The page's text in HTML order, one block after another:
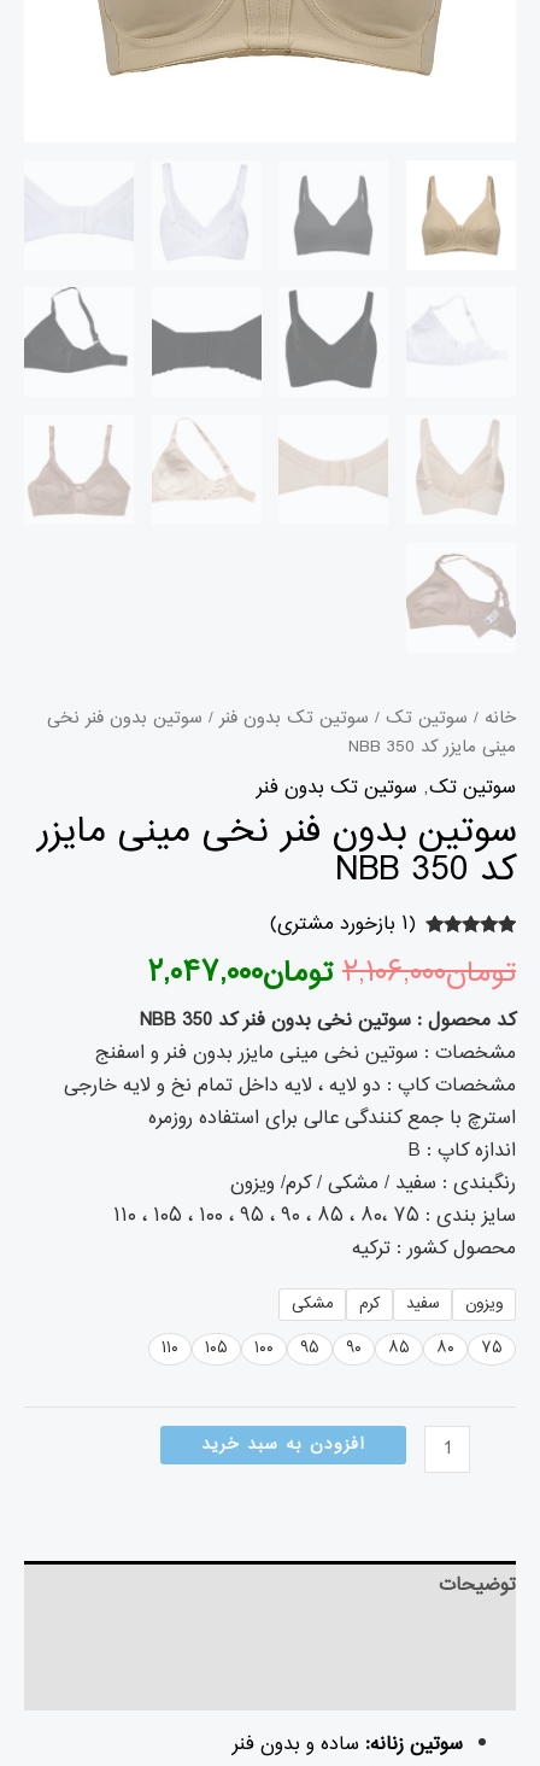
خانه / سوتین تک / سوتین تک بدون فنر/ سوتین بدون فنر نخی
مینی مایزر کد 350 NBB
سوتین تک, سوتین تک بدون فنر
سوتین بدون فنر نخی مینی مایزر
کد 350 NBB
۵.۰۰از ۵ در
امتیازدهی
(۱ بازخورد مشتری)
تومان۲,۱۰۶,۰۰۰تومان۲,۰۴۷,۰۰۰
کد محصول : سوتین نخی بدون فنر کد 350 NBB
مشخصات : سوتین نخی مینی مایزر بدون فنر و اسفنج
مشخصات کاپ : دو لایه ، لایه داخل تمام نخ و لایه خارجی
استرچ با جمع کنندگی عالی برای استفاده روزمره
اندازه کاپ : B
رنگبندی : سفید / مشکی / کرم/ ویزون
سایز بندی : ۷۵ ،۸۰ ، ۸۵ ، ۹۰ ، ۹۵ ، ۱۰۰ ، ۱۰۵ ، ۱۱۰
محصول کشور : ترکیه
ویزون سفید کرم
مشکی
۷۵
۸۰ ۸۵ ۹۰ ۹۵ ۱۰۰ ۱۰۵ ۱۱۰
افزودن به سبد خرید
توضیحات
سوتین زنانه: ساده و بدون فنر